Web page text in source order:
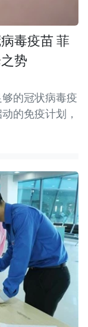
毒疫苗 菲
势
的冠状病毒疫
的免疫计划，